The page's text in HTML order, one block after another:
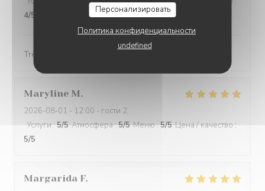
Персонализировать
Политика конфиденциальности
undefined
4/5
Très bien servi pas d,attente à recommander
Maryline M
2026-08-01 - 12:00 - гости 2
Услуги:5/5 Атмосфера:5/5 Меню:5/5 Цена / качество :
5/5
Margarida F